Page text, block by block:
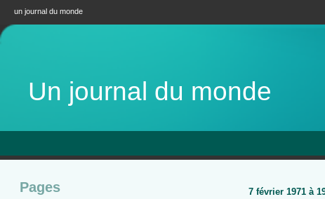
un journal du monde
Un journal du monde
Pages
7 février 1971 à